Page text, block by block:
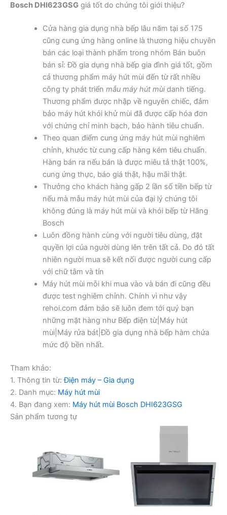
Bosch DHI623GSG giá tốt do chúng tôi giới thiệu?
Cửa hàng gia dụng nhà bếp lâu năm tại số 175
cũng cung ứng hàng online là thương hiệu chuyên
bán các loại thành phẩm trong nhóm Bán buôn
bán sỉ: Đồ gia dụng nhà bếp gia đình giá tốt, gồm
cả thương phẩm máy hút mùi đến từ rất nhiều
công ty phát triển mẫu máy hút mùidanh tiếng.
Thương phẩm được nhập về nguyên chiếc, đảm
bảo máy hút khói khử mùi đã được cấp hóa đơn
với chứng chỉ minh bạch, bảo hành tiêu chuẩn.
Theo quan điểm cung ứng máy hút mùi nghiêm
chỉnh, khước từ cung cấp hàng kém tiêu chuẩn.
Hàng bán ra nếu bán là được miêu tả thật 100%,
cung ứng thực, báo giá thật, hậu mãi thật.
Thưởng cho khách hàng gấp 2 lần số tiền bếp từ
nếu mà mẫu máy hút mùi của đại lý chúng tôi
không đúng là máy hút mùi và khói bếp từ Hãng
Bosch
Luôn đồng hành cùng với người tiêu dùng, đặt
quyền lợi của người dùng lên trên tất cả. Do đó tất
nhiên người mua sẽ kết nối được người cung cấp
với chữ tâm và tín
Máy hút mùi mỗi khi mua vào và bán đi cũng đều
được test nghiêm chỉnh. Chính vì như vậy
rehoi.com đảm bảo sẽ luôn đem tới quý bạn
những mặt hàng như Bếp điện từ|Máy hút
mùi|Máy rửa bát|Đồ gia dụng nhà bếp hàm chứa
mức độ bền nhất.
Tham khảo:
1. Thông tin từ:Điện máy – Gia dụng
2. Danh mục: Máy hút mùi
4. Bạn đang xem: Máy hút mùi Bosch DHI623GSG
Sản phẩm tương tự